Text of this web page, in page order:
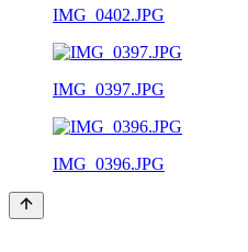
IMG_0402.JPG
IMG_0397.JPG
IMG_0396.JPG